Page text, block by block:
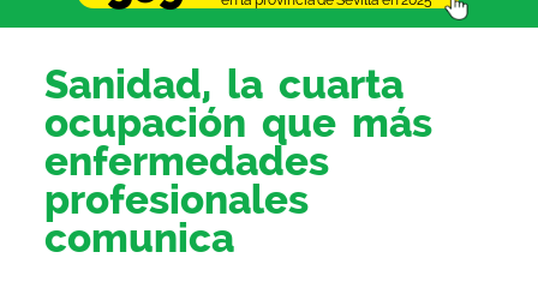
Sanidad, la cuarta
ocupación que más
enfermedades
profesionales
comunica